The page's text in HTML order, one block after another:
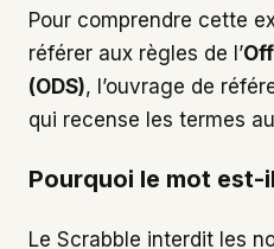
Pour comprendre cette
référer aux règles de l’
(ODS), l’ouvrage de
qui recense les termes
Pourquoi le mot est-
Le Scrabble interdit les